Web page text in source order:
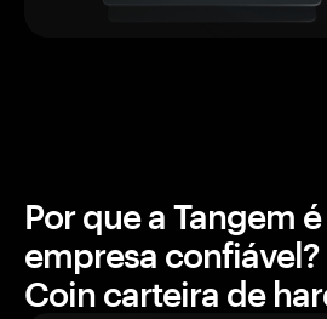
Por que a Tangem
empresa
Coin carteira de